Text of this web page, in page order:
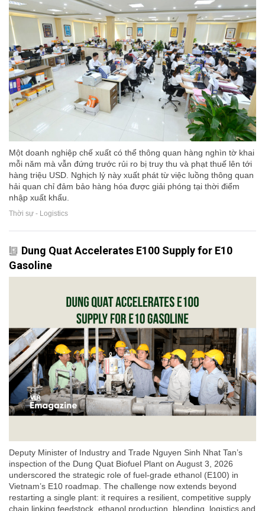
Một doanh nghiệp chế xuất có thể thông quan hàng nghìn tờ khai
mỗi năm mà vẫn đứng trước rủi ro bị truy thu và phạt thuế lên tới
hàng triệu USD. Nghịch lý này xuất phát từ việc luồng thông quan
hải quan chỉ đảm bảo hàng hóa được giải phóng tại thời điểm
nhập xuất khẩu.
Thời sự - Logistics
Dung Quat Accelerates E100 Supply for E10
Gasoline
Deputy Minister of Industry and Trade Nguyen Sinh Nhat Tan’s
inspection of the Dung Quat Biofuel Plant on August 3, 2026
underscored the strategic role of fuel-grade ethanol (E100) in
Vietnam’s E10 roadmap. The challenge now extends beyond
restarting a single plant: it requires a resilient, competitive supply
chain linking feedstock, ethanol production, blending, logistics and